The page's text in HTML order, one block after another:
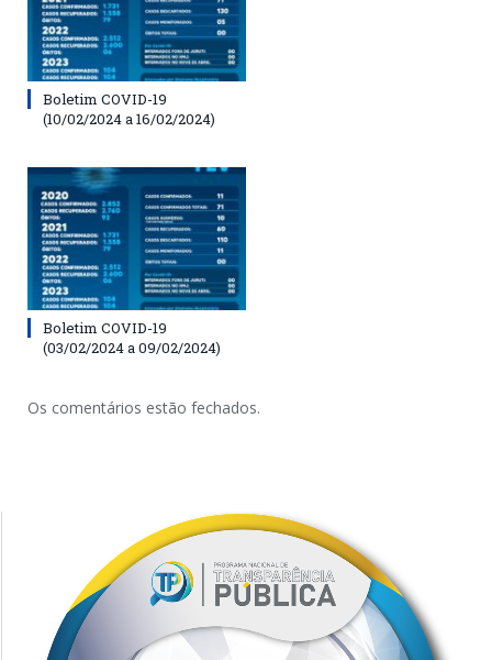
Boletim COVID-19
(10/02/2024 a 16/02/2024)
Boletim COVID-19
(03/02/2024 a 09/02/2024)
Os comentários estão fechados.